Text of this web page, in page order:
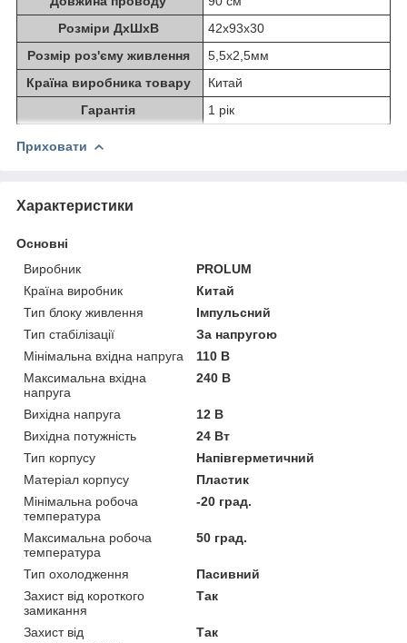
Розміри ДхШхВ
42x93x30
Розмір роз'єму живлення
5,5х2,5мм
Країна виробника товару
Китай
Гарантія
1 рік
Приховати
Характеристики
Основні
Виробник
PROLUM
Країна виробник
Китай
Тип блоку живлення
Імпульсний
Тип стабілізації
За напругою
Мінімальна вхідна напруга
110 В
Максимальна вхідна
напруга
240 В
Вихідна напруга
12 В
Вихідна потужність
24 Вт
Тип корпусу
Напівгерметичний
Матеріал корпусу
Пластик
Мінімальна робоча
температура
-20 град.
Максимальна робоча
температура
50 град.
Тип охолодження
Пасивний
Захист від короткого
замикання
Так
Захист від
Так